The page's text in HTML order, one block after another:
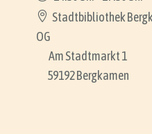
Stadtbibliothek
OG
Am Stadtmarkt 1
59192 Bergkamen